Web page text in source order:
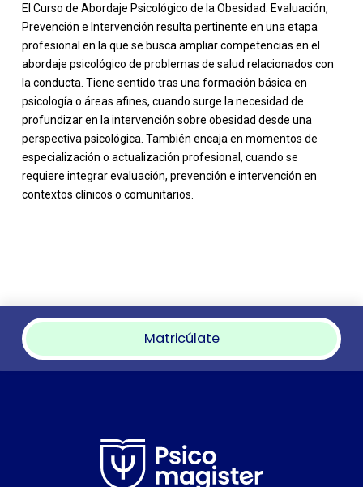
El Curso de Abordaje Psicológico de la Obesidad: Evaluación,
Prevención e Intervención resulta pertinente en una etapa
profesional en la que se busca ampliar competencias en el
abordaje psicológico de problemas de salud relacionados con
la conducta. Tiene sentido tras una formación básica en
psicología o áreas afines, cuando surge la necesidad de
profundizar en la intervención sobre obesidad desde una
perspectiva psicológica. También encaja en momentos de
especialización o actualización profesional, cuando se
requiere integrar evaluación, prevención e intervención en
contextos clínicos o comunitarios.
Matricúlate